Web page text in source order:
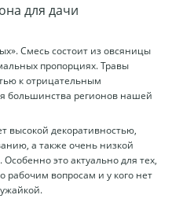
Смесь состоит из овсяницы
пропорциях. Травы
к отрицательным
большинства регионов нашей
высокой декоративностью,
а также очень низкой
это актуально для тех,
рабочим вопросам и у кого нет